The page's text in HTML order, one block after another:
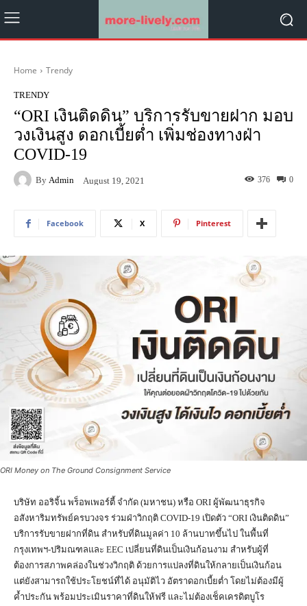
Home Trendy
TRENDY
“ORI เงินติดดิน” บริการรับขายฝาก มอบ
วงเงินสูง ดอกเบี้ยต่ำ เพิ่มช่องทางฝ่า
COVID-19
By Admin August 19, 2021 0
376
Facebook X Pinterest
ORI Money on The Ground Consignment Service
บริษัท ออริจิ้น พร็อพเพอร์ตี้ จำกัด (มหาชน) หรือ ORI ผู้พัฒนาธุรกิจ
อสังหาริมทรัพย์ครบวงจร ร่วมฝ่าวิกฤติ COVID-19 เปิดตัว “ORI เงินติดดิน”
บริการรับขายฝากที่ดิน สำหรับที่ดินมูลค่า 10 ล้านบาทขึ้นไป ในพื้นที่
กรุงเทพฯ-ปริมณฑลและ EEC เปลี่ยนที่ดินเป็นเงินก้อนงาม สำหรับผู้ที่
ต้องการสภาพคล่องในช่วงวิกฤติ ด้วยการแปลงที่ดินให้กลายเป็นเงินก้อน
แต่ยังสามารถใช้ประโยชน์ที่ได้ อนุมัติไว อัตราดอกเบี้ยต่ำ โดยไม่ต้องมีผู้
ค้ำประกัน พร้อมประเมินราคาที่ดินให้ฟรี และไม่ต้องเช็คเครดิตบูโร